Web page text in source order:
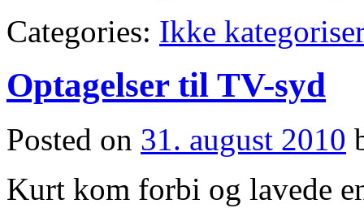
Categories: Ikke
Optagelser til TV-syd
Posted on 31. august 2010
Kurt kom forbi og lavede